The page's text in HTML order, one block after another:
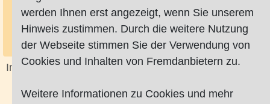
Huys-Passage / Passage
Hygieneprodukte
Hypnose / Hypnosecoaches
Impressum|Datenschutz|AGB
werden Ihnen erst angezeigt, wenn Sie unserem
Hinweis zustimmen. Durch die weitere Nutzung
der Webseite stimmen Sie der Verwendung von
Cookies und Inhalten von Fremdanbietern zu.
Weitere Informationen zu Cookies und mehr